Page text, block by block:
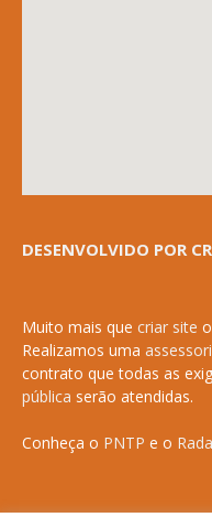
DESENVOLVIDO POR
Muito mais que criar site
Realizamos uma
contrato que todas as
pública serão atendidas.
Conheça o PNTP e o